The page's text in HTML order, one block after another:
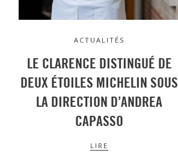
ACTUALITÉS
LE CLARENCE DISTINGUÉ DE
DEUX ÉTOILES MICHELIN SOUS
LA DIRECTION D’ANDREA
CAPASSO
LIRE